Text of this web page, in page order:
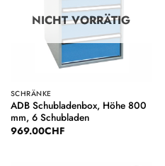
NICHT VORRÄTIG
SCHRÄNKE
ADB Schubladenbox, Höhe 800
mm, 6 Schubladen
969.00CHF